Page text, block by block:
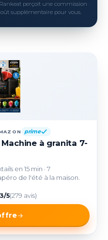
perçoit une commission
supplémentaire pour vous.
prime
à granita 7-
en 15 min · 7
de l'été à la maison.
5(279 avis)